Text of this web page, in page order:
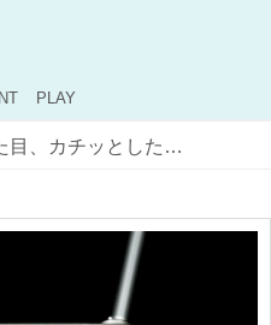
PLAY
この見た目、カチッとした金属音、マイルドな打感。オデッセイ DAMASCUS MILLED パター7モデル、あなたはどれを選ぶ？【週刊GD ギアプロ】